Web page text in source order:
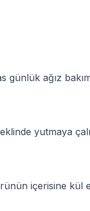
ağız
yutmaya
içerisine kül